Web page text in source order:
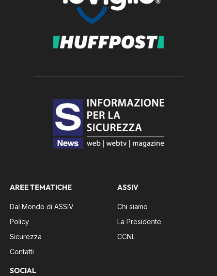
AREE TEMATICHE
Dal Mondo di ASSIV
Policy
Sicurezza
Contatti
SOCIAL
ASSIV
Chi siamo
La Presidente
CCNL